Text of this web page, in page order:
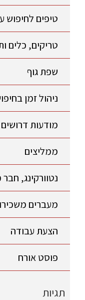
טיפים לחיפוש
טריקים, כלים
שפת גוף
ניהול זמן
מודעות דרושים
ממליצים
נטוורקינג,
מעברים
הצעת עבודה
פוסט אורח
תגיות